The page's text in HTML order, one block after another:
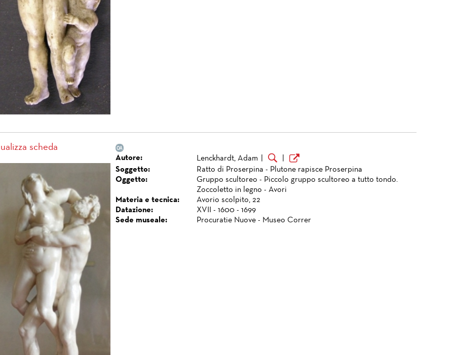
scheda
Autore: Lenckhardt, Adam
Soggetto:
Ratto di Proserpina - Plutone rapisce Proserpina
Oggetto:
Gruppo scultoreo - Piccolo gruppo scultoreo a tutto tondo.
Zoccoletto in legno - Avori
Materia e tecnica:
Avorio scolpito, 22
Datazione:
XVII - 1600 - 1699
Sede museale:
Procuratie Nuove - Museo Correr